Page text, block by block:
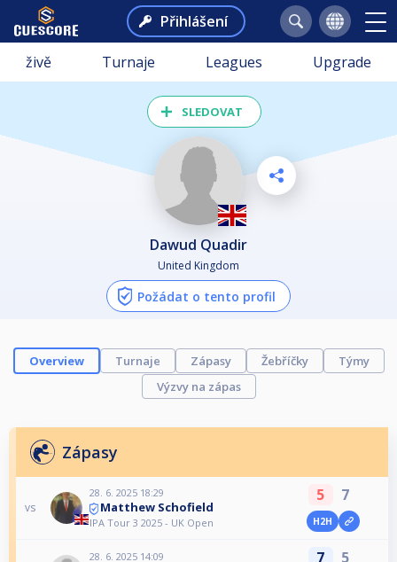
Přihlášení
živě Turnaje Leagues Upgrade
SLEDOVAT
Dawud Quadir
United Kingdom
Požádat o tento profil
Overview Turnaje Zápasy Žebříčky
Týmy
Výzvy na zápas
Zápasy
vs
28. 6. 2025 18:29
Matthew Schofield
IPA Tour 3 2025 - UK Open
5 7
H2H
28. 6. 2025 14:09 7 5